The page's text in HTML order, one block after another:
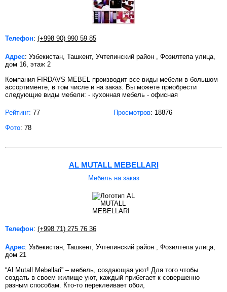
Телефон: (+998 90) 990 59 85
Адрес: Узбекистан, Ташкент, Учтепинский район , Фозилтепа улица,
дом 16, этаж 2
Компания FIRDAVS MEBEL производит все виды мебели в большом
ассортименте, в том числе и на заказ. Вы можете приобрести
следующие виды мебели: - кухонная мебель - офисная
Рейтинг: 77 Просмотров: 18876
Фото: 78
AL MUTALL MEBELLARI
Мебель на заказ
Телефон: (+998 71) 275 76 36
Адрес: Узбекистан, Ташкент, Учтепинский район , Фозилтепа улица,
дом 21
“Al Mutall Mebellari” – мебель, создающая уют! Для того чтобы
создать в своем жилище уют, каждый прибегает к совершенно
разным способам. Кто-то переклеивает обои,